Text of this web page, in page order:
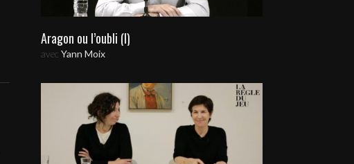
Aragon ou l’oubli (I)
avec Yann Moix